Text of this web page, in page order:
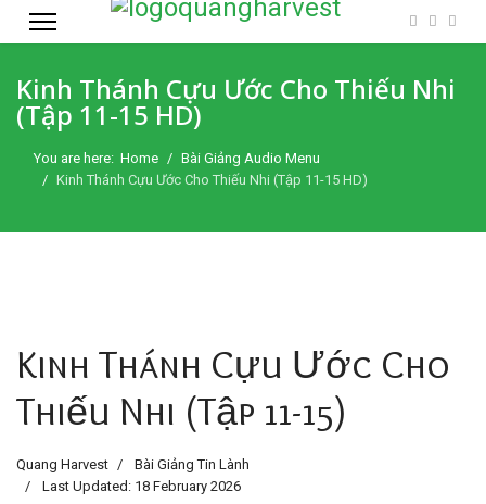
Kinh Thánh Cựu Ước Cho Thiếu Nhi
(Tập 11-15 HD)
You are here: Home
Bài Giảng Audio Menu
Kinh Thánh Cựu Ước Cho Thiếu Nhi (Tập 11-15 HD)
Kinh Thánh Cựu Ước Cho
Thiếu Nhi (Tập 11-15)
Quang Harvest
Bài Giảng Tin Lành
Last Updated: 18 February 2026